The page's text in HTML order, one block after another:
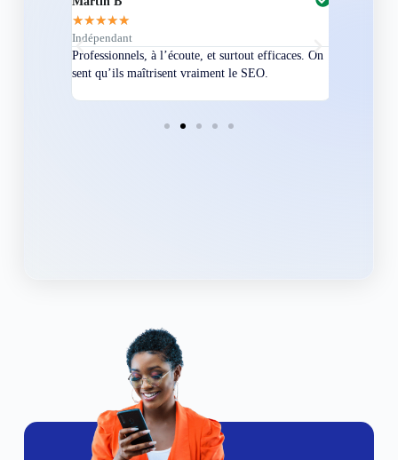
★★★★★
Indépendant
Professionnels, à l’écoute, et surtout efficaces. On
sent qu’ils maîtrisent vraiment le SEO.